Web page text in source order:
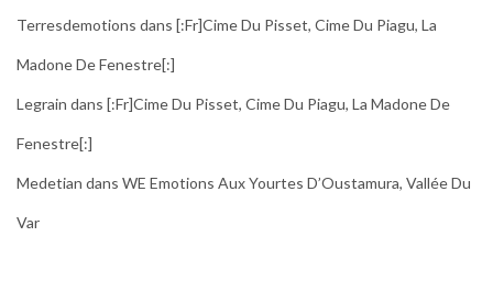
Terresdemotions dans [:fr]Cime Du Pisset, Cime Du Piagu, La
Madone De Fenestre[:]
Legrain dans [:fr]Cime Du Pisset, Cime Du Piagu, La Madone De
Fenestre[:]
Medetian dans WE Emotions Aux Yourtes D’Oustamura, Vallée Du
Var